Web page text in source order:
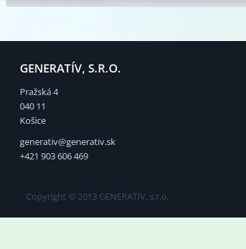
GENERATÍV, S.R.O.
Pražská 4
040 11
Košice
generativ@generativ.sk
+421 903 606 469
Copyright © 2013 GENERATÍV, s.r.o.